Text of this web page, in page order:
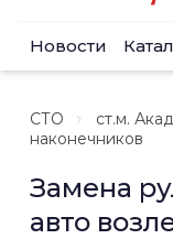
Новости
СТО ст.м.
наконечников
Замена
авто